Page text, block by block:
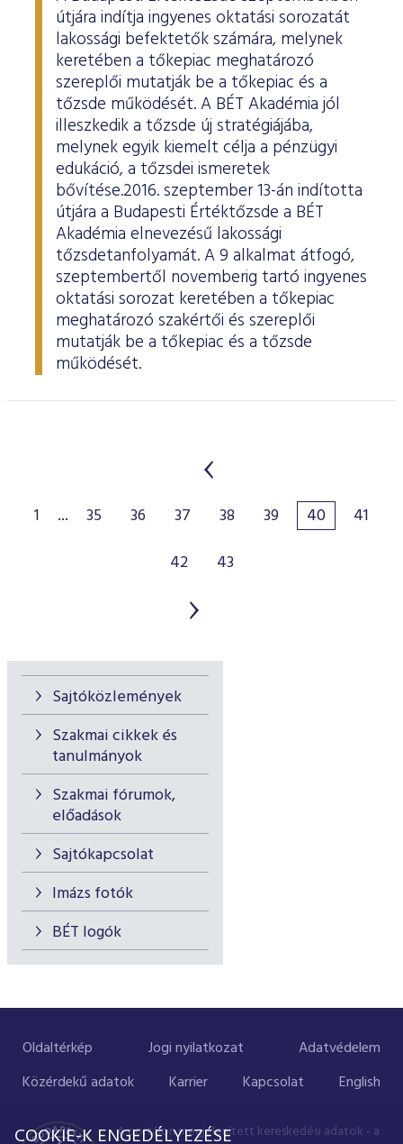
Sajtóközlemények
Szakmai cikkek és
tanulmányok
Szakmai fórumok,
előadások
Sajtókapcsolat
Imázs fotók
BÉT logók
útjára indítja ingyenes oktatási sorozatát
lakossági befektetők számára, melynek
keretében a tőkepiac meghatározó
szereplői mutatják be a tőkepiac és a
tőzsde működését. A BÉT Akadémia jól
illeszkedik a tőzsde új stratégiájába,
melynek egyik kiemelt célja a pénzügyi
edukáció, a tőzsdei ismeretek
bővítése.2016. szeptember 13-án indította
útjára a Budapesti Értéktőzsde a BÉT
Akadémia elnevezésű lakossági
tőzsdetanfolyamát. A 9 alkalmat átfogó,
szeptembertől novemberig tartó ingyenes
oktatási sorozat keretében a tőkepiac
meghatározó szakértői és szereplői
mutatják be a tőkepiac és a tőzsde
működését.
1 ... 35 36 37 38 39 40
41
42
43
Oldaltérkép Jogi nyilatkozat
Adatvédelem
Közérdekű adatok
Karrier Kapcsolat English
A portálon megjelenített kereskedési adatok - a
COOKIE-K ENGEDÉLYEZÉSE